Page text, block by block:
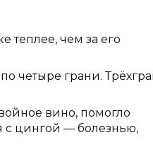
теплее, чем за его
четыре грани.
вино, помогло
с цингой — болезнью,